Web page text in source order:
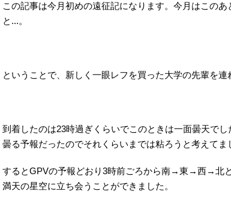
この記事は今月初めの遠征記になります。今月はこの
と...。
ということで、新しく一眼レフを買った大学の先輩を連
到着したのは23時過ぎくらいでこのときは一面曇天で
曇る予報だったのでそれくらいまでは粘ろうと考えてま
するとGPVの予報どおり3時前ごろから南→東→西→北
満天の星空に立ち会うことができました。